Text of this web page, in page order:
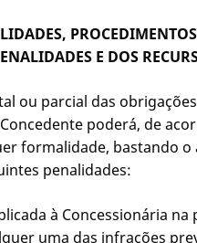
E DOS
ou parcial das
poderá, de
formalidade, bastando
penalidades:
à Concessionária
uma das infrações